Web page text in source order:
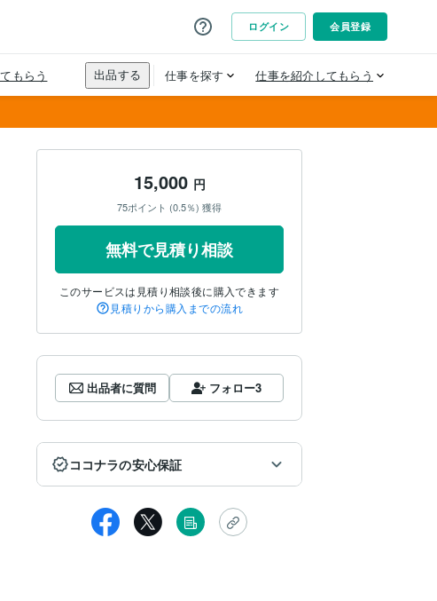
15,000 円
75ポイント (0.5％) 獲得
無料で見積り相談
このサービスは見積り相談後に購入できます
見積りから購入までの流れ
出品者に質問 フォロー3
ココナラの安心保証